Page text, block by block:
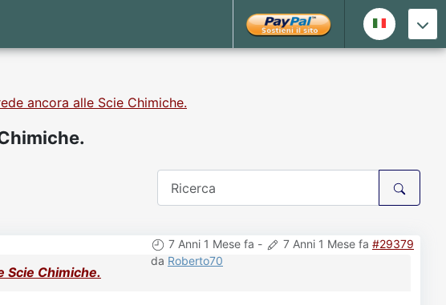
ancora alle Scie Chimiche.
7 Anni 1 Mese fa - 7 Anni 1 Mese fa #29379
da Roberto70
Scie Chimiche.